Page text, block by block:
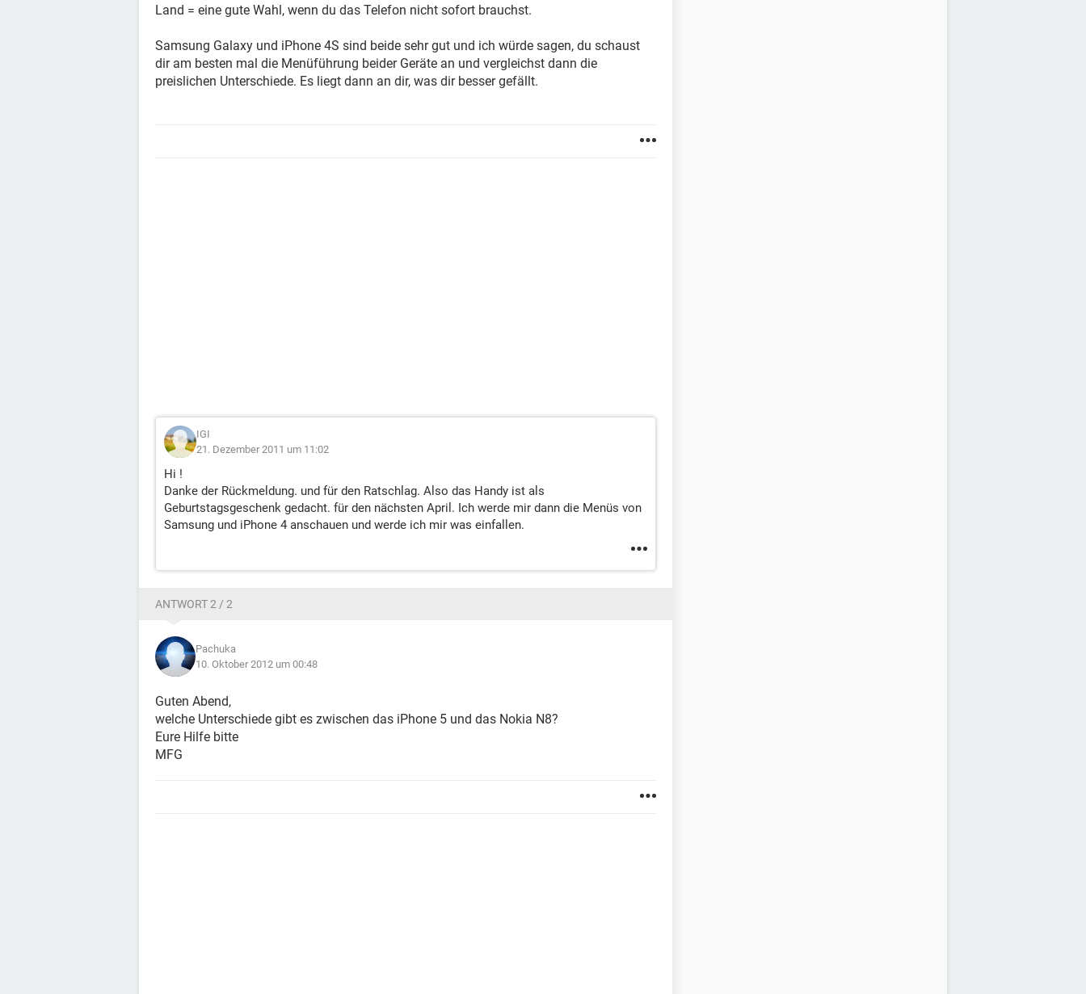
Land = eine gute Wahl, wenn du das Telefon nicht sofort brauchst.
Samsung Galaxy und iPhone 4S sind beide sehr gut und ich würde sagen, du schaust
dir am besten mal die Menüführung beider Geräte an und vergleichst dann die
preislichen Unterschiede. Es liegt dann an dir, was dir besser gefällt.
IGI
21. Dezember 2011 um 11:02
Hi !
Danke der Rückmeldung. und für den Ratschlag. Also das Handy ist als
Geburtstagsgeschenk gedacht. für den nächsten April. Ich werde mir dann die Menüs von
Samsung und iPhone 4 anschauen und werde ich mir was einfallen.
ANTWORT 2 / 2
Pachuka
10. Oktober 2012 um 00:48
Guten Abend,
welche Unterschiede gibt es zwischen das iPhone 5 und das Nokia N8?
Eure Hilfe bitte
MFG